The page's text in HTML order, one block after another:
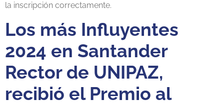
la inscripción correctamente.
Los más Influyentes
2024 en Santander
Rector de UNIPAZ,
recibió el Premio al